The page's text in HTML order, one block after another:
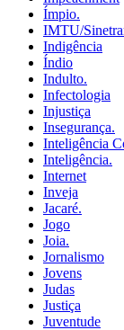
Ímpio.
IMTU/
Indigência
Índio
Indulto.
Infectologia
Injustiça
Insegurança.
Inteligência
Inteligência.
Internet
Inveja
Jacaré.
Jogo
Joia.
Jornalismo
Jovens
Judas
Justiça
Juventude